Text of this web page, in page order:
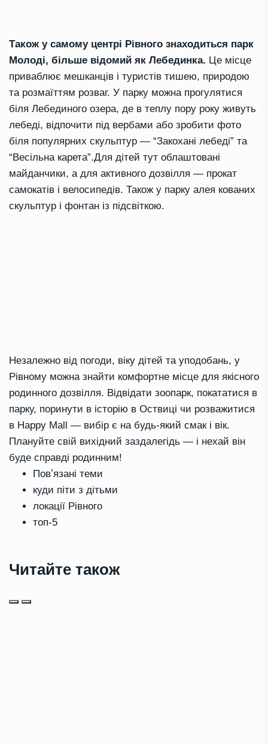
Також у самому центрі Рівного знаходиться парк
Молоді, більше відомий як Лебединка. Це місце
приваблює мешканців і туристів тишею, природою
та розмаїттям розваг. У парку можна прогулятися
біля Лебединого озера, де в теплу пору року живуть
лебеді, відпочити під вербами або зробити фото
біля популярних скульптур — “Закохані лебеді” та
“Весільна карета”.Для дітей тут облаштовані
майданчики, а для активного дозвілля — прокат
самокатів і велосипедів. Також у парку алея кованих
скульптур і фонтан із підсвіткою.
Незалежно від погоди, віку дітей та уподобань, у
Рівному можна знайти комфортне місце для якісного
родинного дозвілля. Відвідати зоопарк, покататися в
парку, поринути в історію в Оствиці чи розважитися
в Happy Mall — вибір є на будь-який смак і вік.
Плануйте свій вихідний заздалегідь — і нехай він
буде справді родинним!
Повʼязані теми
куди піти з дітьми
локації Рівного
топ-5
Читайте також